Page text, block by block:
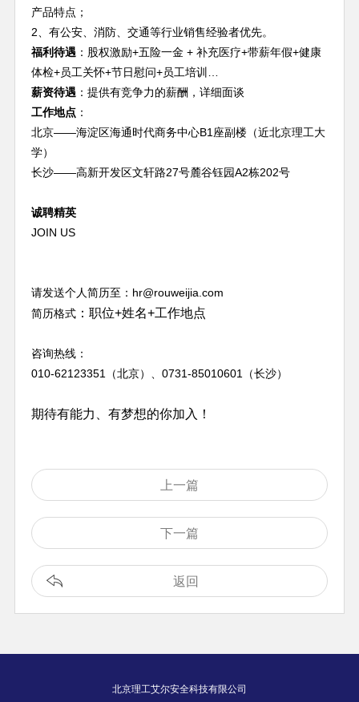
产品特点；
2、有公安、消防、交通等行业销售经验者优先。
福利待遇 ：股权激励+五险一金 + 补充医疗+带薪年假+健康
体检+员工关怀+节日慰问+员工培训…
薪资待遇 ：提供有竞争力的薪酬，详细面谈
工作地点：
北京——海淀区海通时代商务中心B1座副楼（近北京理工大
学）
长沙——高新开发区文轩路27号麓谷钰园A2栋202号
诚聘精英
JOIN US
请发送个人简历至：hr@rouweijia.com
简历格式： 职位+姓名+工作地点
咨询热线：
010-62123351（北京）、 0731-85010601（长沙）
期待有能力、有梦想的你加入！
上一篇
下一篇
返回
北京理工艾尔安全科技有限公司